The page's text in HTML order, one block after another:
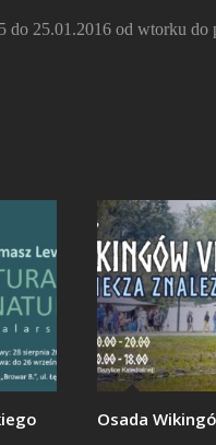
do 25.01.2016 od wtorku
Osada